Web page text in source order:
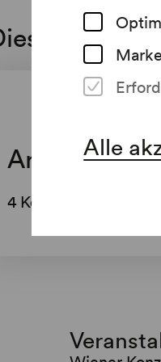
Alle
Ars Antiqua
4 Konzerte im